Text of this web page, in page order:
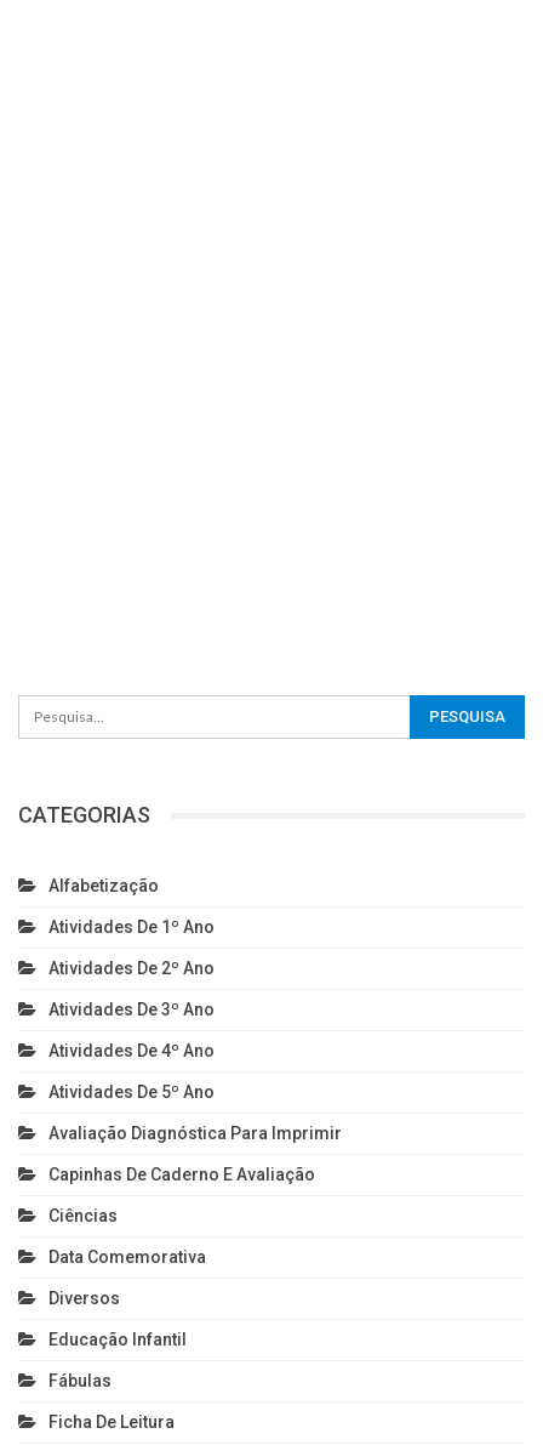
CATEGORIAS
Alfabetização
Atividades De 1º Ano
Atividades De 2º Ano
Atividades De 3º Ano
Atividades De 4º Ano
Atividades De 5º Ano
Avaliação Diagnóstica Para Imprimir
Capinhas De Caderno E Avaliação
Ciências
Data Comemorativa
Diversos
Educação Infantil
Fábulas
Ficha De Leitura